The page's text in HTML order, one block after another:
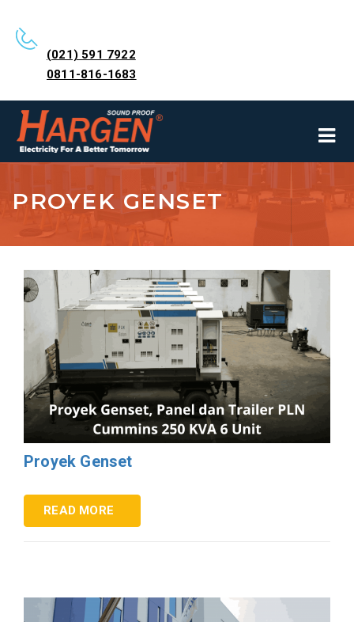
(021) 591 7922
0811-816-1683
PROYEK GENSET
Proyek Genset
READ MORE